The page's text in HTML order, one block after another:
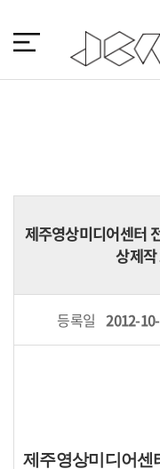
바
가
제주영상미디어센터
상제
등록일 2012-
제주영상미디어센